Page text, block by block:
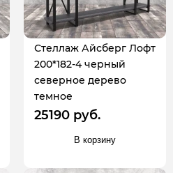
Стеллаж Айсберг Лофт
200*182-4 черный
северное дерево
темное
25190 руб.
В корзину